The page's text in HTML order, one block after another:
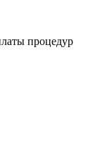
процедур